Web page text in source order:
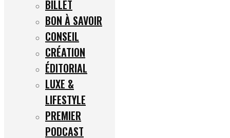
BILLET
BON À SAVOIR
CONSEIL
CRÉATION
ÉDITORIAL
LUXE &
LIFESTYLE
PREMIER
PODCAST